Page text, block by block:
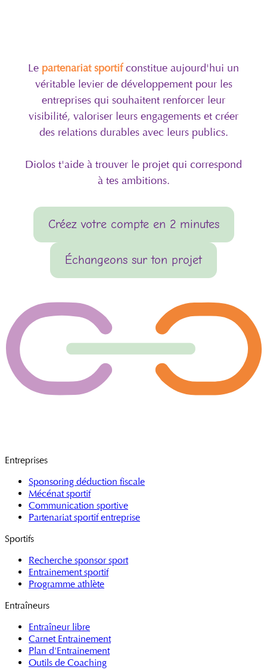
Le partenariat sportifconstitue aujourd'hui un
véritable levier de développement pour les
entreprises qui souhaitent renforcer leur
visibilité, valoriser leurs engagements et créer
des relations durables avec leurs publics.
Diolos t'aide à trouver le projet qui correspond
à tes ambitions.
Créez votre compte en 2 minutes
Échangeons sur ton projet
Entreprises
Sponsoring déduction fiscale
Mécénat sportif
Communication sportive
Partenariat sportif entreprise
Sportifs
Recherche sponsor sport
Entrainement sportif
Programme athlète
Entraîneurs
Entraîneur libre
Carnet Entrainement
Plan d'Entrainement
Outils de Coaching